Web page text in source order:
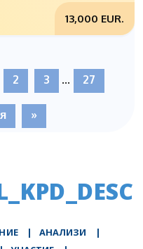
13,000 EUR.
2 3 ... 27
»
| АНАЛИЗИ
|